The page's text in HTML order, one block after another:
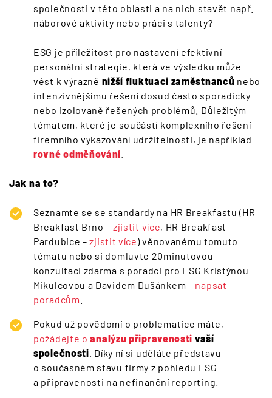
společnosti v této oblasti a na nich stavět např.
náborové aktivity nebo práci s talenty?
ESG je příležitost pro nastavení efektivní
personální strategie, která ve výsledku může
vést k výrazně nižší fluktuaci zaměstnanců nebo
intenzivnějšímu řešení dosud často sporadicky
nebo izolovaně řešených problémů. Důležitým
tématem, které je součástí komplexního řešení
firemního vykazování udržitelnosti, je například
rovné odměňování
Jak na to?
Seznamte se se standardy na HR Breakfastu (HR
Breakfast Brno – zjistit více, HR Breakfast
Pardubice –zjistit více) věnovanému tomuto
tématu nebo si domluvte 20minutovou
konzultaci zdarma s poradci pro ESG Kristýnou
Mikulcovou a Davidem Dušánkem – napsat
poradcům
Pokud už povědomí o problematice máte,
požádejte oanalýzu připravenosti vaší
společnosti . Díky ní si uděláte představu
o současném stavu firmy z pohledu ESG
a připravenosti na nefinanční reporting.